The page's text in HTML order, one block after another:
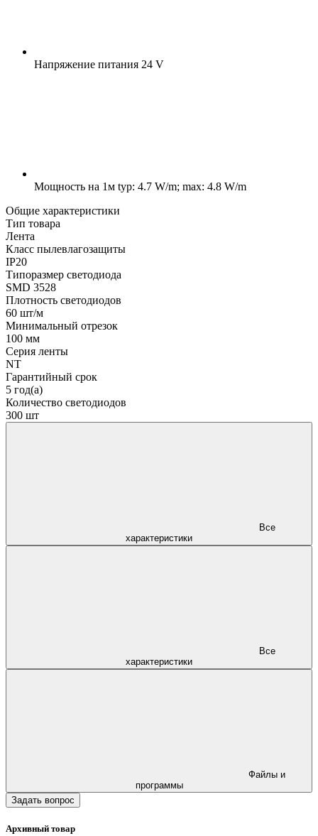
Напряжение питания 24 V
Мощность на 1м typ: 4.7 W/m; max: 4.8 W/m
Общие характеристики
Тип товара
Лента
Класс пылевлагозащиты
IP20
Типоразмер светодиода
SMD 3528
Плотность светодиодов
60 шт/м
Минимальный отрезок
100 мм
Серия ленты
NT
Гарантийный срок
5 год(а)
Количество светодиодов
300 шт
характеристики
характеристики
программы
Задать вопрос
Архивный товар